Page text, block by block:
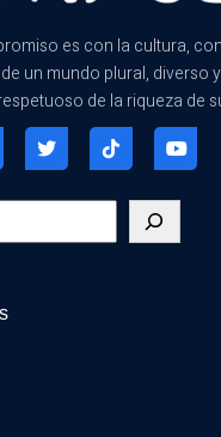
es con la cultura,
un mundo plural, diverso
de la riqueza de